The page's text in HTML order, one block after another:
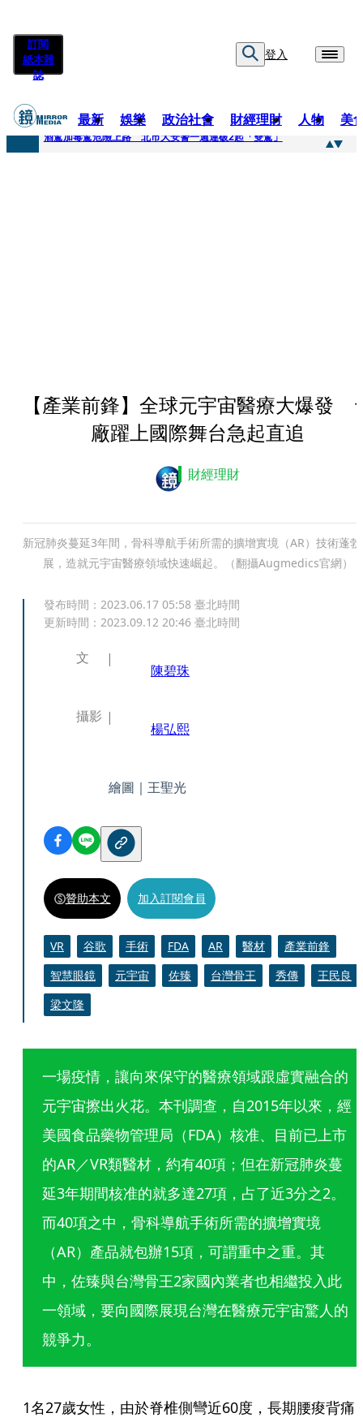
訂閱
紙本雜
誌
登入
最新 娛樂 政治社會 財經理財 人物 美
快訊
酒駕加毒駕危險上路 北市大安警一週連破2起「雙駕」
【產業前鋒】全球元宇宙醫療大爆發
廠躍上國際舞台急起直追
財經理財
新冠肺炎蔓延3年間，骨科導航手術所需的擴增實境（AR）技術蓬
展，造就元宇宙醫療領域快速崛起。（翻攝Augmedics官網）
發布時間： 2023.06.17 05:58 臺北時間
更新時間： 2023.09.12 20:46 臺北時間
文
陳碧珠
攝影
楊弘熙
繪圖｜王聖光
贊助本文 加入訂閱會員
VR 谷歌 手術 FDA AR 醫材
產業前鋒
智慧眼鏡
元宇宙 佐臻 台灣骨王 秀傳
王民良
梁文隆
一場疫情，讓向來保守的醫療領域跟虛實融合的
元宇宙擦出火花。本刊調查，自2015年以來，經
美國食品藥物管理局（FDA）核准、目前已上市
的AR／VR類醫材，約有40項；但在新冠肺炎蔓
延3年期間核准的就多達27項，占了近3分之2。
而40項之中，骨科導航手術所需的擴增實境
（AR）產品就包辦15項，可謂重中之重。其
中，佐臻與台灣骨王2家國內業者也相繼投入此
一領域，要向國際展現台灣在醫療元宇宙驚人的
競爭力。
1名27歲女性，由於脊椎側彎近60度，長期腰痠背痛